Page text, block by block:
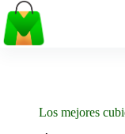
Saltar
al
contenido
Los mejores